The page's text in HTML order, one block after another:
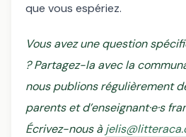
que vous espériez.
Vous avez une question
? Partagez-la avec la
nous publions régulièrement
parents et d’enseignant·e·s
Écrivez-nous à